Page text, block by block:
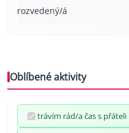
rozvedený/á
Oblíbené aktivity
trávím rád/a čas s přáteli